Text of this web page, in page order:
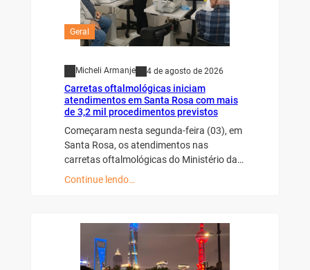
Geral
Micheli Armanje 4 de agosto de 2026
Carretas oftalmológicas iniciam
atendimentos em Santa Rosa com mais
de 3,2 mil procedimentos previstos
Começaram nesta segunda-feira (03), em
Santa Rosa, os atendimentos nas
carretas oftalmológicas do Ministério da…
Continue lendo…